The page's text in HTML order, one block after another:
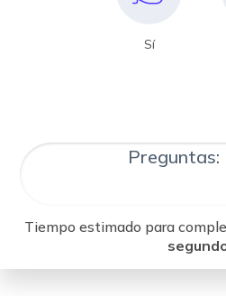
Sí
Preguntas:
Tiempo estimado para